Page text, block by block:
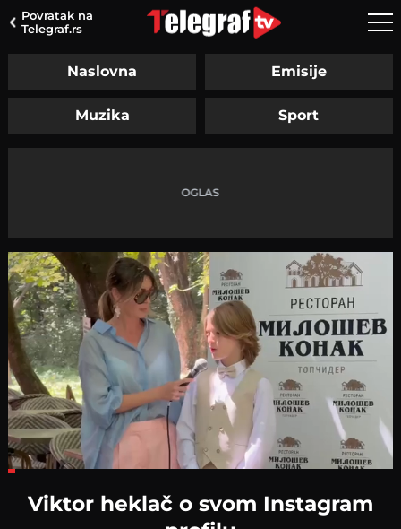
Povratak na
Telegraf.rs
Naslovna Emisije
Muzika Sport
Viktor heklač o svom Instagram